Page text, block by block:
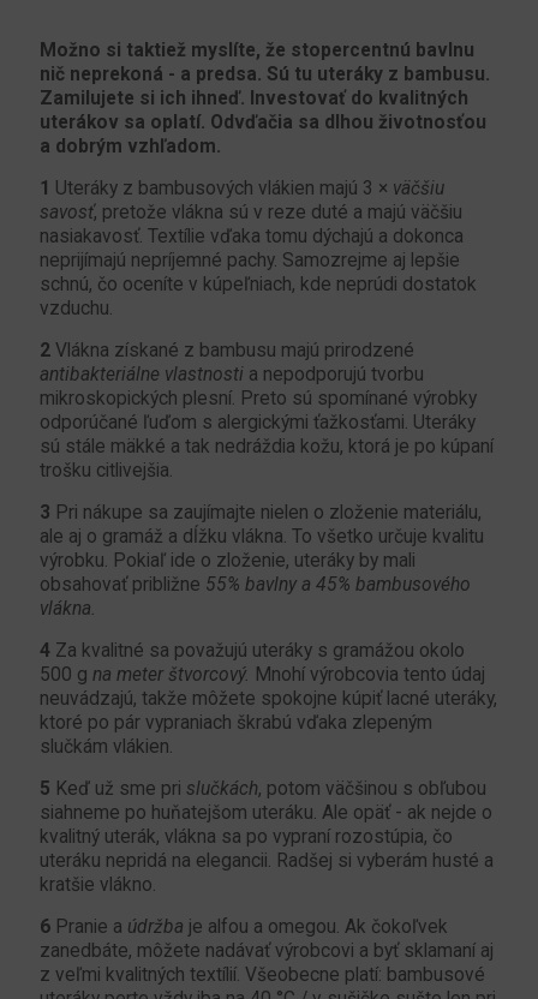
Možno si taktiež myslíte, že stopercentnú bavlnu
nič neprekoná - a predsa. Sú tu uteráky z bambusu.
Zamilujete si ich ihneď. Investovať do kvalitných
uterákov sa oplatí. Odvďačia sa dlhou životnosťou
a dobrým vzhľadom.
1 Uteráky z bambusových vlákien majú 3 × väčšiu
savosť, pretože vlákna sú v reze duté a majú väčšiu
nasiakavosť. Textílie vďaka tomu dýchajú a dokonca
neprijímajú nepríjemné pachy. Samozrejme aj lepšie
schnú, čo oceníte v kúpeľniach, kde neprúdi dostatok
vzduchu.
2 Vlákna získané z bambusu majú prirodzené
antibakteriálne vlastnosti a nepodporujú tvorbu
mikroskopických plesní. Preto sú spomínané výrobky
odporúčané ľuďom s alergickými ťažkosťami. Uteráky
sú stále mäkké a tak nedráždia kožu, ktorá je po kúpaní
trošku citlivejšia.
3 Pri nákupe sa zaujímajte nielen o zloženie materiálu,
ale aj o gramáž a dĺžku vlákna. To všetko určuje kvalitu
výrobku. Pokiaľ ide o zloženie, uteráky by mali
obsahovať približne 55% bavlny a 45% bambusového
vlákna.
4 Za kvalitné sa považujú uteráky s gramážou okolo
500 g na meter štvorcový. Mnohí výrobcovia tento údaj
neuvádzajú, takže môžete spokojne kúpiť lacné uteráky,
ktoré po pár vypraniach škrabú vďaka zlepeným
slučkám vlákien.
5 Keď už sme pri slučkách, potom väčšinou s obľubou
siahneme po huňatejšom uteráku. Ale opäť - ak nejde o
kvalitný uterák, vlákna sa po vypraní rozostúpia, čo
uteráku nepridá na elegancii. Radšej si vyberám husté a
kratšie vlákno.
6 Pranie a údržba je alfou a omegou. Ak čokoľvek
zanedbáte, môžete nadávať výrobcovi a byť sklamaní aj
z veľmi kvalitných textílií. Všeobecne platí: bambusové